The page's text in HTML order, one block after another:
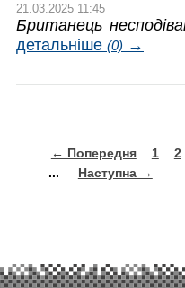
21.03.2025 11:45
Британець
детальніше (0) →
← Попередня 1 2
...
Наступна →